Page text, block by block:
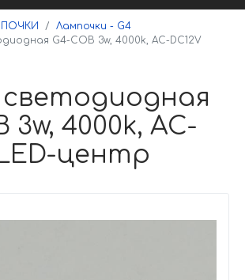
Лампочки - G4
G4-COB 3w, 4000k, AC-DC12V
3w, 4000k, AC-
центр